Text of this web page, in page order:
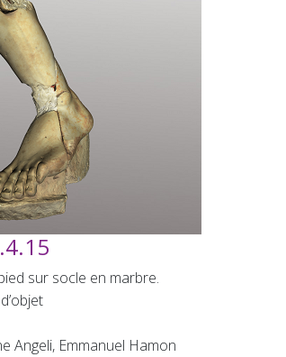
sur socle en marbre.
Angeli, Emmanuel Hamon